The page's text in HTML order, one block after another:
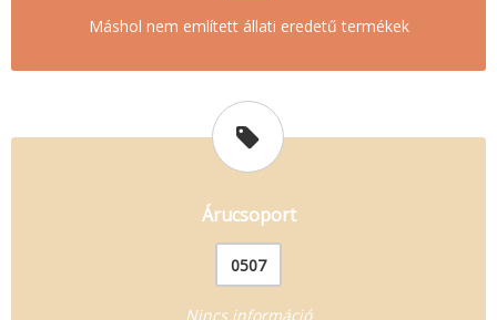
Máshol nem említett állati eredetű termékek
Árucsoport
0507
Nincs információ